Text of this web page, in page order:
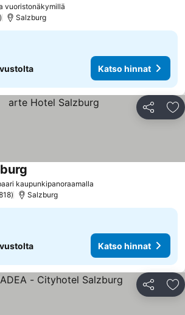
vuoristonäkymillä
Salzburg
Katso hinnat
Jaa
kaupunkipanoraamalla
Salzburg
Katso hinnat
Jaa